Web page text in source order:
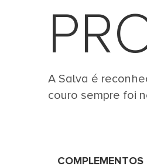
A Salva é
couro sempre foi